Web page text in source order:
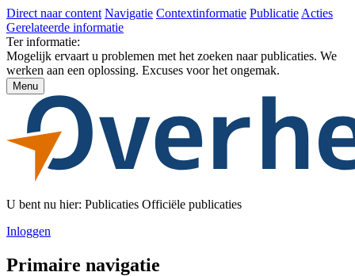
Direct naar content Navigatie Contextinformatie Publicatie Acties
Gerelateerde informatie
Ter informatie:
Mogelijk ervaart u problemen met het zoeken naar publicaties. We
werken aan een oplossing. Excuses voor het ongemak.
Menu
U bent nu hier: Publicaties Officiële publicaties
Inloggen
Primaire navigatie